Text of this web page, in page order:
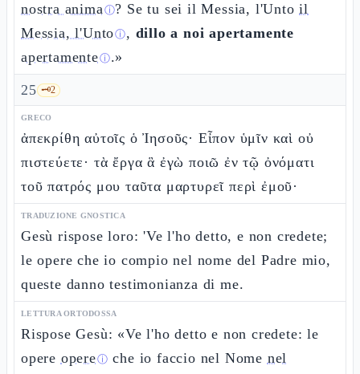
nostra animaⓘ? Se tu sei il Messia, l'Untoil
Messia, l'Untoⓘ, dillo a noi apertamente
apertamenteⓘ.»
25 🗝️2
GRECO
ἀπεκρίθη αὐτοῖς ὁ Ἰησοῦς· Εἶπον ὑμῖν καὶ οὐ
πιστεύετε· τὰ ἔργα ἃ ἐγὼ ποιῶ ἐν τῷ ὀνόματι
τοῦ πατρός μου ταῦτα μαρτυρεῖ περὶ ἐμοῦ·
TRADUZIONE GNOSTICA
Gesù rispose loro: 'Ve l'ho detto, e non credete;
le opere che io compio nel nome del Padre mio,
queste danno testimonianza di me.
LETTURA ORTODOSSA
Rispose Gesù: «Ve l'ho detto e non credete: le
opere opereⓘ che io faccio nel Nome nel